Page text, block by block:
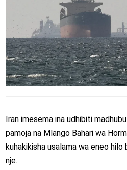
Iran imesema ina udhibiti
pamoja na Mlango Bahari wa
kuhakikisha usalama wa eneo
nje.